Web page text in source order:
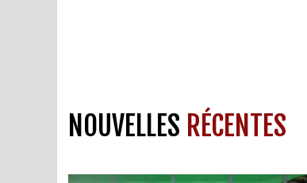
NOUVELLES RÉCENTES